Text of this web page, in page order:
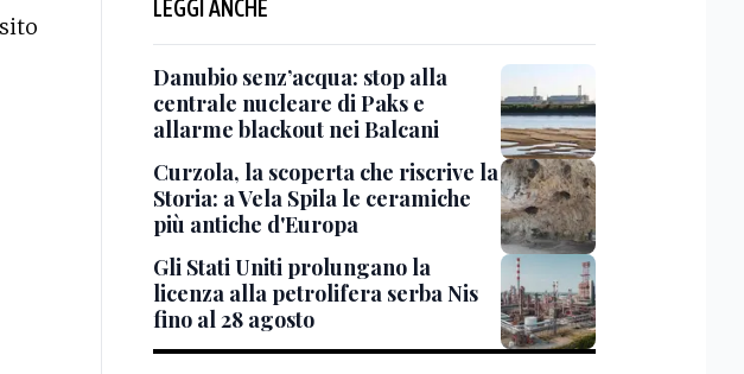
LEGGI ANCHE
Danubio senz’acqua: stop alla
centrale nucleare di Paks e
allarme blackout nei Balcani
Curzola, la scoperta che riscrive la
Storia: a Vela Spila le ceramiche
più antiche d'Europa
Gli Stati Uniti prolungano la
licenza alla petrolifera serba Nis
fino al 28 agosto